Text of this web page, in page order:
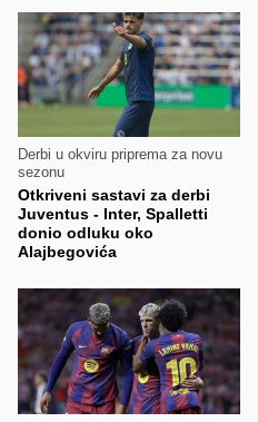
Derbi u okviru priprema za novu
sezonu
Otkriveni sastavi za derbi
Juventus - Inter, Spalletti
donio odluku oko
Alajbegovića